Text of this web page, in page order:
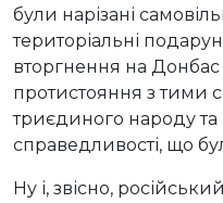
були нарізані
територіальні
вторгнення на
протистояння з тими
триєдиного народу та
справедливості, що
Ну і, звісно,